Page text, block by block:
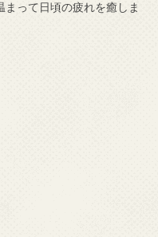
って日頃の疲れを癒しま